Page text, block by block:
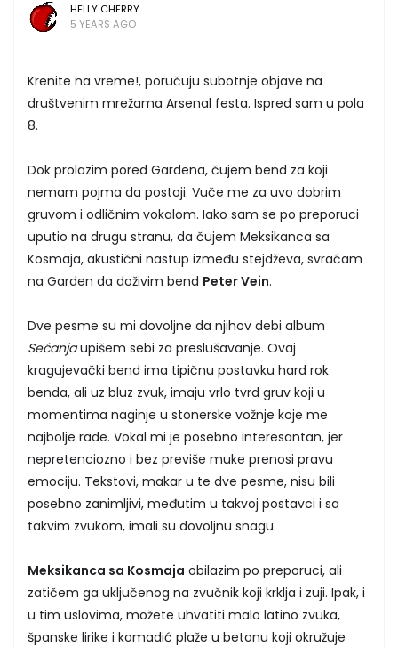
HELLY CHERRY
5 YEARS AGO
Krenite na vreme!, poručuju subotnje objave na
društvenim mrežama Arsenal festa. Ispred sam u pola
8.
Dok prolazim pored Gardena, čujem bend za koji
nemam pojma da postoji. Vuče me za uvo dobrim
gruvom i odličnim vokalom. Iako sam se po preporuci
uputio na drugu stranu, da čujem Meksikanca sa
Kosmaja, akustični nastup između stejdževa, svraćam
na Garden da doživim bend Peter Vein.
Dve pesme su mi dovoljne da njihov debi album
Sećanjaupišem sebi za preslušavanje. Ovaj
kragujevački bend ima tipičnu postavku hard rok
benda, ali uz bluz zvuk, imaju vrlo tvrd gruv koji u
momentima naginje u stonerske vožnje koje me
najbolje rade. Vokal mi je posebno interesantan, jer
nepretenciozno i bez previše muke prenosi pravu
emociju. Tekstovi, makar u te dve pesme, nisu bili
posebno zanimljivi, međutim u takvoj postavci i sa
takvim zvukom, imali su dovoljnu snagu.
Meksikanca sa Kosmaja obilazim po preporuci, ali
zatičem ga uključenog na zvučnik koji krklja i zuji. Ipak, i
u tim uslovima, možete uhvatiti malo latino zvuka,
španske lirike i komadić plaže u betonu koji okružuje